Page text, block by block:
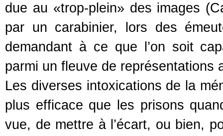
due au «trop-plein» des images
par un carabinier, lors des
demandant à ce que l’on soit
parmi un fleuve de représentations
Les diverses intoxications de la
plus efficace que les prisons
vue, de mettre à l’écart, ou bien,